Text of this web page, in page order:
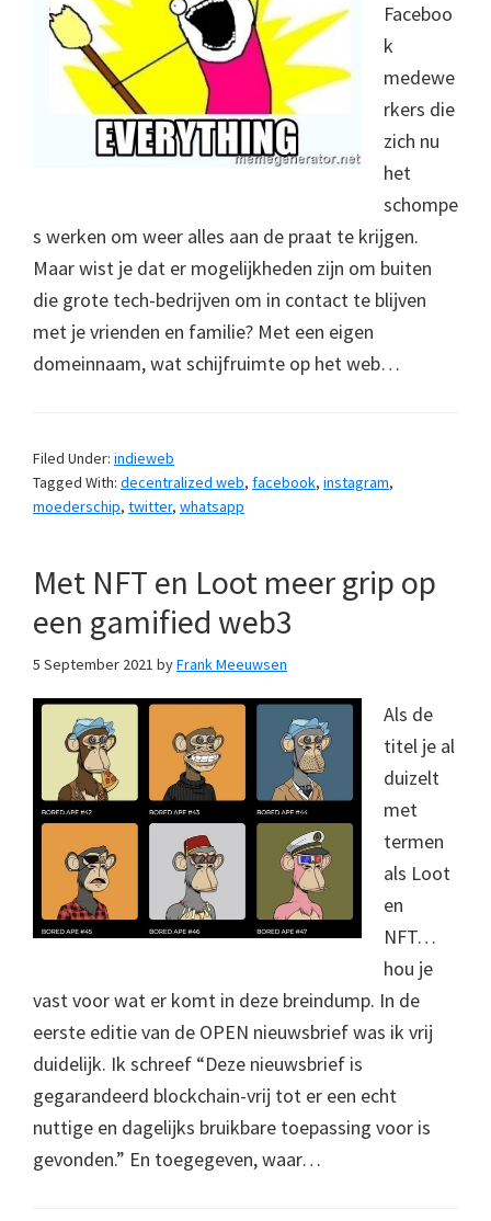
Faceboo
k
medewe
rkers die
zich nu
het
schompe
s werken om weer alles aan de praat te krijgen.
Maar wist je dat er mogelijkheden zijn om buiten
die grote tech-bedrijven om in contact te blijven
met je vrienden en familie? Met een eigen
domeinnaam, wat schijfruimte op het web…
Filed Under: indieweb
Tagged With: decentralized web, facebook, instagram,
moederschip, twitter, whatsapp
Met NFT en Loot meer grip op
een gamified web3
5 September 2021 byFrank Meeuwsen
Als de
titel je al
duizelt
met
termen
als Loot
en
NFT…
hou je
vast voor wat er komt in deze breindump. In de
eerste editie van de OPEN nieuwsbrief was ik vrij
duidelijk. Ik schreef “Deze nieuwsbrief is
gegarandeerd blockchain-vrij tot er een echt
nuttige en dagelijks bruikbare toepassing voor is
gevonden.” En toegegeven, waar…